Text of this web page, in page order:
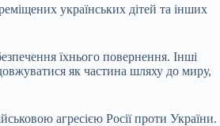
українських дітей та інших
їхнього повернення. Інші
як частина шляху до миру,
агресією Росії проти України.